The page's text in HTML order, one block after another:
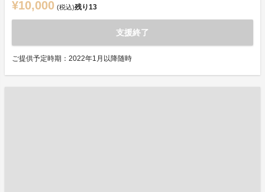
¥10,000 (税込)残り13
支援終了
ご提供予定時期：2022年1月以降随時